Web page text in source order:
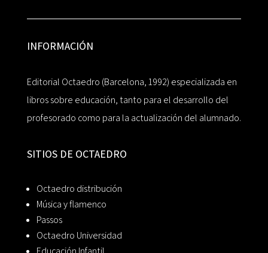
INFORMACIÓN
Editorial Octaedro (Barcelona, 1992) especializada en
libros sobre educación, tanto para el desarrollo del
profesorado como para la actualización del alumnado.
SITIOS DE OCTAEDRO
Octaedro distribución
Música y flamenco
Passos
Octaedro Universidad